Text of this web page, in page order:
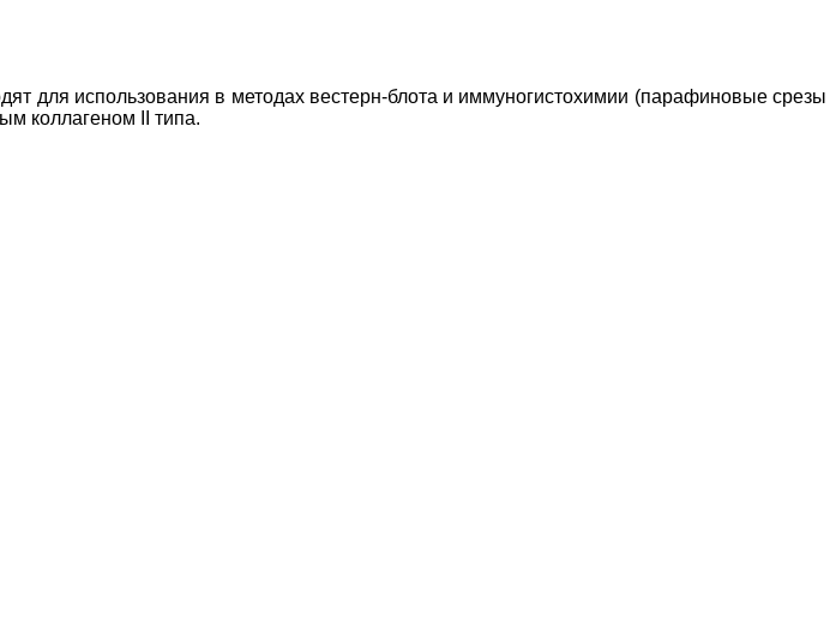
для использования в методах вестерн-блота и иммуногистохимии (парафиновые срезы
коллагеном II типа.